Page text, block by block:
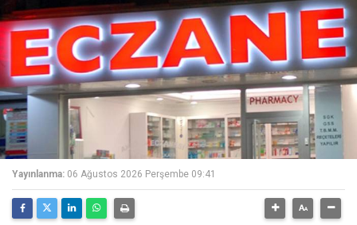
Yayınlanma: 06 Ağustos 2026 Perşembe 09:41